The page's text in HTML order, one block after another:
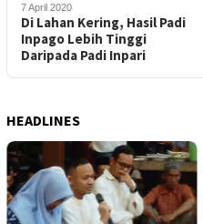
7 April 2020
Di Lahan Kering, Hasil Padi
Inpago Lebih Tinggi
Daripada Padi Inpari
HEADLINES